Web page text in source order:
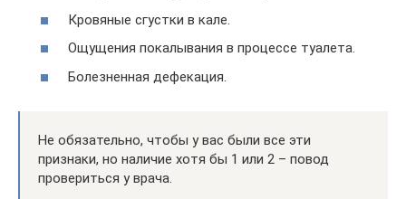
Кровяные сгустки в кале.
Ощущения покалывания в процессе туалета.
Болезненная дефекация.
Не обязательно, чтобы у вас были все эти
признаки, но наличие хотя бы 1 или 2 – повод
провериться у врача.